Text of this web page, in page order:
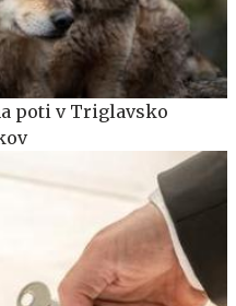
poti v Triglavsko